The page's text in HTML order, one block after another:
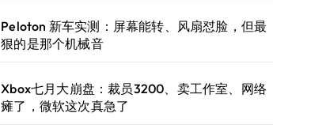
Peloton 新车实测：屏幕能转、风扇怼脸，但最
狠的是那个机械音
Xbox七月大崩盘：裁员3200、卖工作室、网络
瘫了，微软这次真急了